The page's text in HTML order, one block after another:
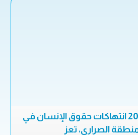
30 يوليو 2016 انتهاكات حقوق الإنسان في
الصراري، تعز